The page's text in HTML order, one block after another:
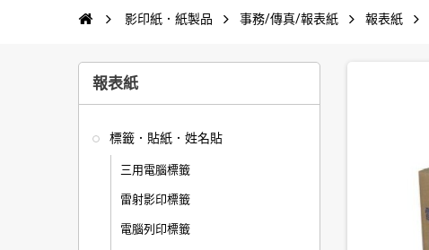
影印紙．紙製品 事務/傳真/報表紙 報表紙
報表紙
標籤．貼紙．姓名貼
三用電腦標籤
雷射影印標籤
電腦列印標籤